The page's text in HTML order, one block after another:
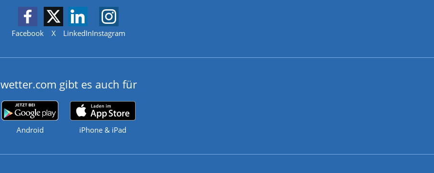
Facebook X LinkedInInstagram
wetter.com gibt es auch für
Android iPhone & iPad